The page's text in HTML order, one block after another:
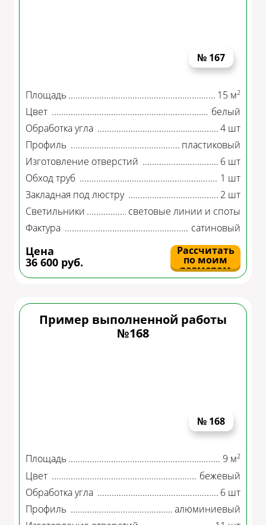
№ 167
Площадь 15 м2
Цвет
белый
Обработка угла
4 шт
Профиль
пластиковый
Изготовление отверстий
6 шт
Обход труб
1 шт
Закладная под люстру
2 шт
Светильники
световые линии и споты
Фактура
сатиновый
Цена
36 600 руб.
Рассчитать
по моим
размерам
Пример выполненной работы
№168
№ 168
Площадь 9 м2
Цвет
бежевый
Обработка угла
6 шт
Профиль
алюминиевый